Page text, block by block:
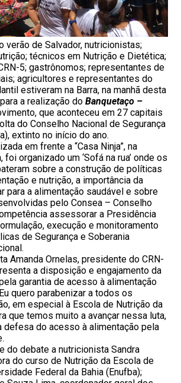
verão de Salvador, nutricionistas;
técnicos em Nutrição e Dietética;
5; gastrônomos; representantes de
agricultores e representantes do
estiveram na Barra, na manhã desta
a realização doBanquetaço –
que aconteceu em 27 capitais
do Conselho Nacional de Segurança
extinto no início do ano.
em frente a “Casa Ninja”, na
foi organizado um ‘Sofá na rua’ onde os
sobre a construção de políticas
e nutrição, a importância da
para a alimentação saudável e sobre
pelo Consea – Conselho
assessorar a Presidência
execução e monitoramento
de Segurança e Soberania
Amanda Ornelas, presidente do CRN-
a disposição e engajamento da
garantia de acesso à alimentação
quero parabenizar a todos os
em especial à Escola de Nutrição da
que temos muito a avançar nessa luta,
defesa do acesso à alimentação pela
do debate a nutricionista Sandra
do curso de Nutrição da Escola de
Federal da Bahia (Enufba);